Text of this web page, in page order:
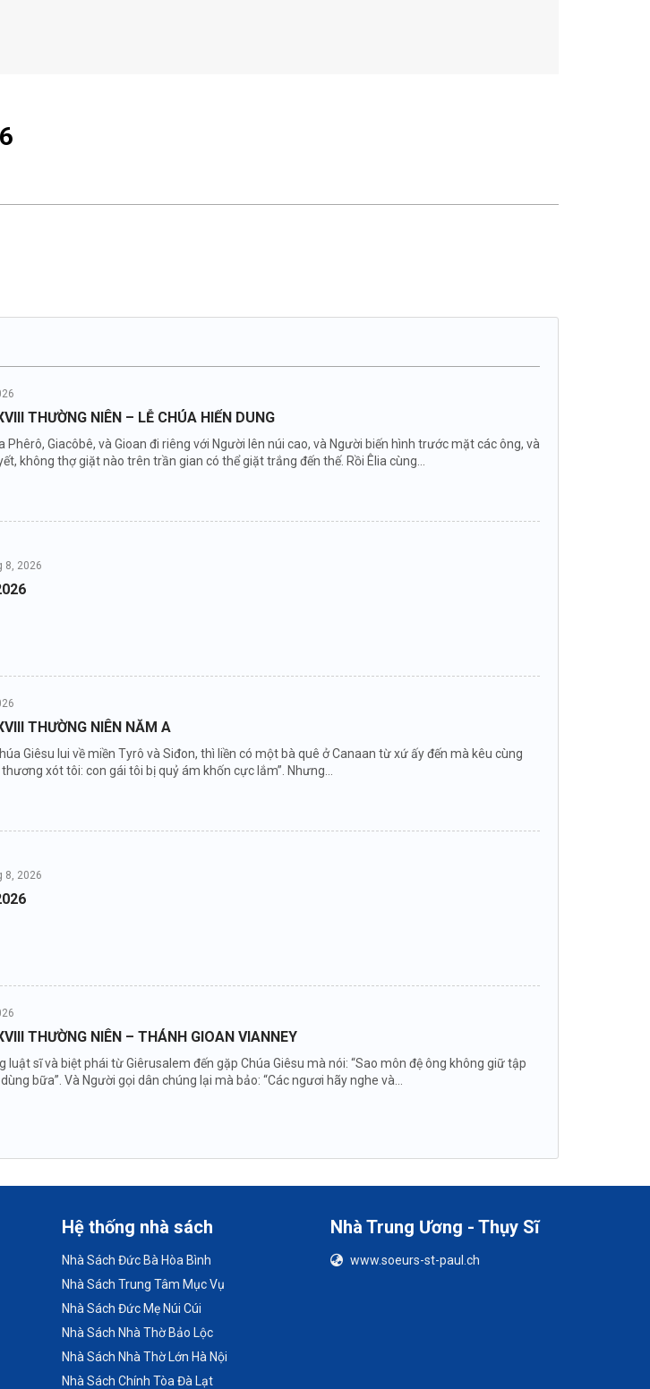
THƯỜNG NIÊN – LỄ CHÚA HIỂN DUNG
Phêrô, Giacôbê, và Gioan đi riêng với Người lên núi cao, và Người biến hình trước mặt các ông, và
không thợ giặt nào trên trần gian có thể giặt trắng đến thế. Rồi Êlia cùng...
8, 2026
THƯỜNG NIÊN NĂM A
Giêsu lui về miền Tyrô và Siđon, thì liền có một bà quê ở Canaan từ xứ ấy đến mà kêu cùng
xót tôi: con gái tôi bị quỷ ám khốn cực lắm”. Nhưng...
8, 2026
THƯỜNG NIÊN – THÁNH GIOAN VIANNEY
luật sĩ và biệt phái từ Giêrusalem đến gặp Chúa Giêsu mà nói: “Sao môn đệ ông không giữ tập
bữa”. Và Người gọi dân chúng lại mà bảo: “Các ngươi hãy nghe và...
Hệ thống nhà sách
Nhà Sách Đức Bà Hòa Bình
Nhà Sách Trung Tâm Mục Vụ
Nhà Sách Đức Mẹ Núi Cúi
Nhà Sách Nhà Thờ Bảo Lộc
Nhà Sách Nhà Thờ Lớn Hà Nội
Nhà Sách Chính Tòa Đà Lạt
Nhà Trung Ương - Thụy Sĩ
www.soeurs-st-paul.ch